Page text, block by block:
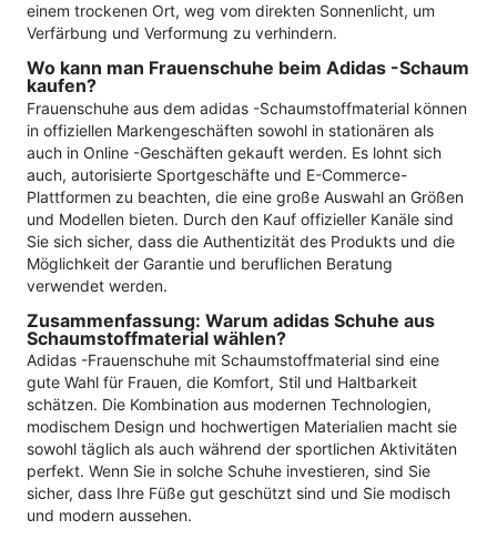
einem trockenen Ort, weg vom direkten Sonnenlicht, um
Verfärbung und Verformung zu verhindern.
Wo kann man Frauenschuhe beim Adidas -Schaum
kaufen?
Frauenschuhe aus dem adidas -Schaumstoffmaterial können
in offiziellen Markengeschäften sowohl in stationären als
auch in Online -Geschäften gekauft werden. Es lohnt sich
auch, autorisierte Sportgeschäfte und E-Commerce-
Plattformen zu beachten, die eine große Auswahl an Größen
und Modellen bieten. Durch den Kauf offizieller Kanäle sind
Sie sich sicher, dass die Authentizität des Produkts und die
Möglichkeit der Garantie und beruflichen Beratung
verwendet werden.
Zusammenfassung: Warum adidas Schuhe aus
Schaumstoffmaterial wählen?
Adidas -Frauenschuhe mit Schaumstoffmaterial sind eine
gute Wahl für Frauen, die Komfort, Stil und Haltbarkeit
schätzen. Die Kombination aus modernen Technologien,
modischem Design und hochwertigen Materialien macht sie
sowohl täglich als auch während der sportlichen Aktivitäten
perfekt. Wenn Sie in solche Schuhe investieren, sind Sie
sicher, dass Ihre Füße gut geschützt sind und Sie modisch
und modern aussehen.